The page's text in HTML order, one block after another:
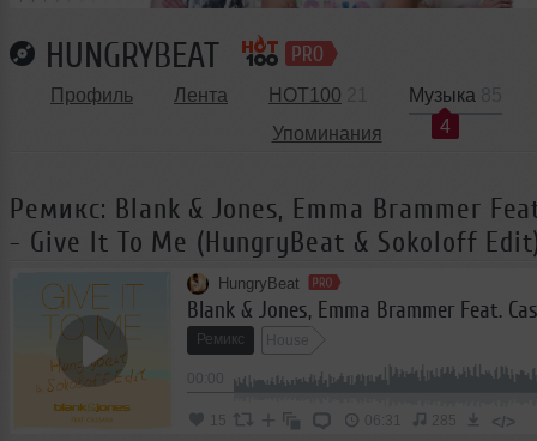
HUNGRYBEAT
Профиль Лента HOT100
Музыка
4
Упоминания
Ремикс: Blank & Jones, Emma Brammer
- Give It To Me (HungryBeat & Sokoloff
HungryBeat
Ремикс House
15 06:31 285 </>